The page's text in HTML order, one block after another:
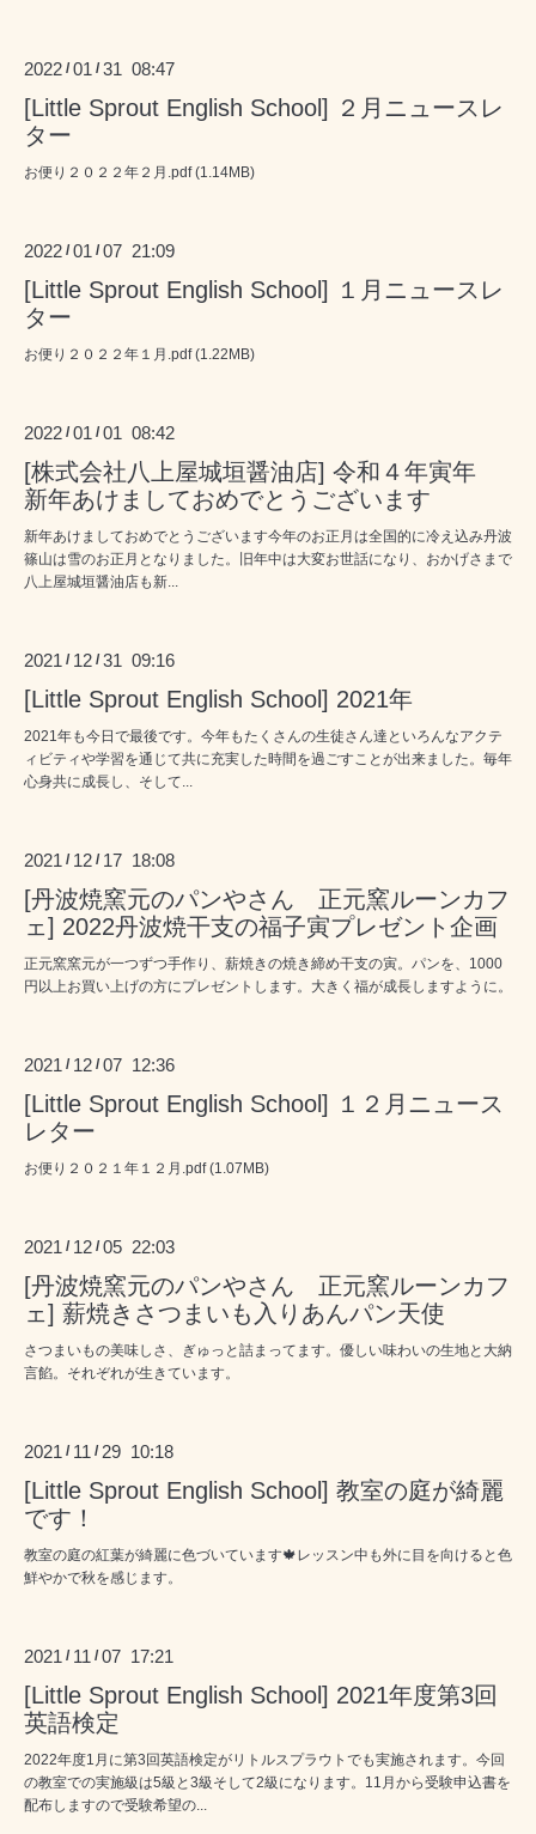
2022 /01 /31 08:47
[Little Sprout English School] ２月ニュースレ
ター
お便り２０２２年２月.pdf (1.14MB)
2022 /01 /07 21:09
[Little Sprout English School] １月ニュースレ
ター
お便り２０２２年１月.pdf (1.22MB)
2022 /01 /01 08:42
[株式会社八上屋城垣醤油店] 令和４年寅年
新年あけましておめでとうございます
新年あけましておめでとうございます今年のお正月は全国的に冷え込み丹波
篠山は雪のお正月となりました。旧年中は大変お世話になり、おかげさまで
八上屋城垣醤油店も新...
2021 / 12 /31 09:16
[Little Sprout English School] 2021年
2021年も今日で最後です。今年もたくさんの生徒さん達といろんなアクテ
ィビティや学習を通じて共に充実した時間を過ごすことが出来ました。毎年
心身共に成長し、そして...
2021 / 12 / 17 18:08
[丹波焼窯元のパンやさん 正元窯ルーンカフ
ェ] 2022丹波焼干支の福子寅プレゼント企画
正元窯窯元が一つずつ手作り、薪焼きの焼き締め干支の寅。パンを、1000
円以上お買い上げの方にプレゼントします。大きく福が成長しますように。
2021 / 12 /07 12:36
[Little Sprout English School] １２月ニュース
レター
お便り２０２１年１２月.pdf (1.07MB)
2021 / 12 /05 22:03
[丹波焼窯元のパンやさん 正元窯ルーンカフ
ェ] 薪焼きさつまいも入りあんパン天使
さつまいもの美味しさ、ぎゅっと詰まってます。優しい味わいの生地と大納
言餡。それぞれが生きています。
2021 / 11 / 29 10:18
[Little Sprout English School] 教室の庭が綺麗
です！
教室の庭の紅葉が綺麗に色づいています🍁レッスン中も外に目を向けると色
鮮やかで秋を感じます。
2021 / 11 /07 17:21
[Little Sprout English School] 2021年度第3回
英語検定
2022年度1月に第3回英語検定がリトルスプラウトでも実施されます。今回
の教室での実施級は5級と3級そして2級になります。11月から受験申込書を
配布しますので受験希望の...